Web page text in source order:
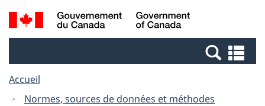
Passer
au
Passer
à
Canada
Recherche
et
et
Accueil
Normes, sources de données et méthodes